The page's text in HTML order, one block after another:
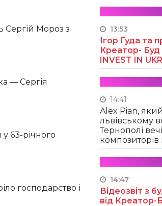
Сергій Мороз з
— Сергія
63-річного
господарство і
13:53
Ігор Гуда та
Креатор- Буд
INVEST IN
14:41
Alex Pian,
львівському
Тернополі
композиторів
14:47
Відеозвіт з
від Креатор-